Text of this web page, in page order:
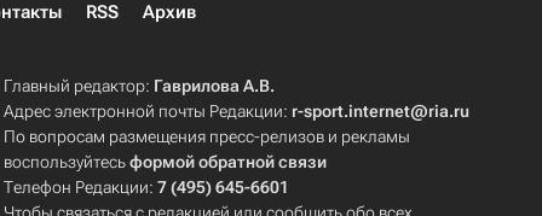
RSS Архив
Главный редактор: Гаврилова А.В.
Адрес электронной почты Редакции: r-sport.internet@ria.ru
По вопросам размещения пресс-релизов и рекламы
воспользуйтесьформой обратной связи
Телефон Редакции:7 (495) 645-6601